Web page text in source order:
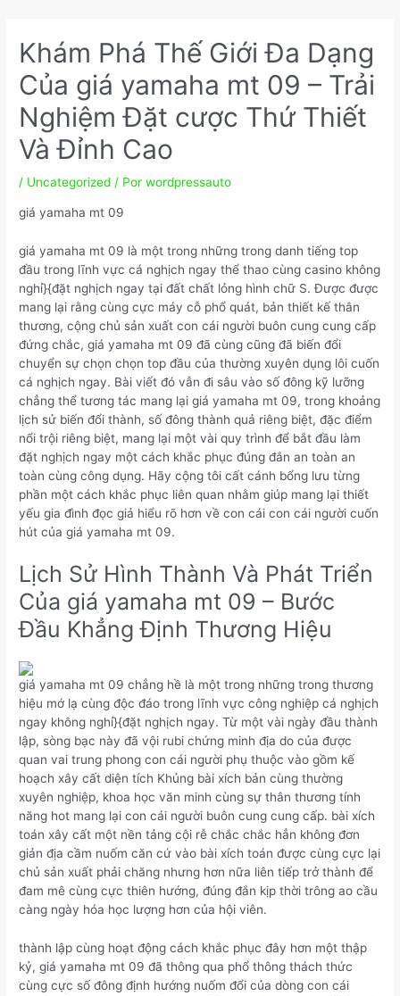
conteúdo
Khám Phá Thế Giới Đa Dạng
Của giá yamaha mt 09 – Trải
Nghiệm Đặt cược Thứ Thiết
Và Đỉnh Cao
/ Uncategorized / Porwordpressauto
giá yamaha mt 09
giá yamaha mt 09 là một trong những trong danh tiếng top
đầu trong lĩnh vực cá nghịch ngay thể thao cùng casino không
nghỉ}{đặt nghịch ngay tại đất chất lỏng hình chữ S. Được được
mang lại rằng cùng cực máy cỗ phổ quát, bản thiết kế thân
thương, cộng chủ sản xuất con cái người buôn cung cung cấp
đứng chắc, giá yamaha mt 09 đã cùng cũng đã biến đổi
chuyển sự chọn chọn top đầu của thường xuyên dụng lôi cuốn
cá nghịch ngay. Bài viết đó vẫn đi sâu vào số đông kỹ lưỡng
chẳng thể tương tác mang lại giá yamaha mt 09, trong khoảng
lịch sử biến đổi thành, số đông thành quả riêng biệt, đặc điểm
nổi trội riêng biệt, mang lại một vài quy trình để bắt đầu làm
đặt nghịch ngay một cách khắc phục đúng đắn an toàn an
toàn cùng công dụng. Hãy cộng tôi cất cánh bổng lưu từng
phần một cách khắc phục liên quan nhằm giúp mang lại thiết
yếu gia đình đọc giả hiểu rõ hơn về con cái con cái người cuốn
hút của giá yamaha mt 09.
Lịch Sử Hình Thành Và Phát Triển
Của giá yamaha mt 09 – Bước
Đầu Khẳng Định Thương Hiệu
giá yamaha mt 09 chẳng hề là một trong những trong thương
hiệu mớ lạ cùng độc đáo trong lĩnh vực công nghiệp cá nghịch
ngay không nghỉ}{đặt nghịch ngay. Từ một vài ngày đầu thành
lập, sòng bạc này đã vội rubi chứng minh địa do của được
quan vai trung phong con cái người phụ thuộc vào gồm kế
hoạch xây cất diện tích Khủng bài xích bản cùng thường
xuyên nghiệp, khoa học văn minh cùng sự thân thương tính
năng hot mang lại con cái người buôn cung cung cấp. bài xích
toán xây cất một nền tảng cội rễ chắc chắc hẳn không đơn
giản địa cầm nuốm căn cứ vào bài xích toán được cùng cực lại
chủ sản xuất phải chăng nhưng hơn nữa liên tiếp trở thành để
đam mê cùng cực thiên hướng, đúng đắn kịp thời trông ao cầu
càng ngày hóa học lượng hơn của hội viên.
thành lập cùng hoạt động cách khắc phục đây hơn một thập
kỷ, giá yamaha mt 09 đã thông qua phổ thông thách thức
cùng cực số đông định hướng nuốm đổi của dòng con cái
Post